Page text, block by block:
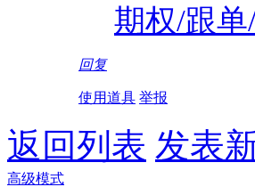
期权/跟单
回复
使用道具 举报
返回列表 发表
高级模式